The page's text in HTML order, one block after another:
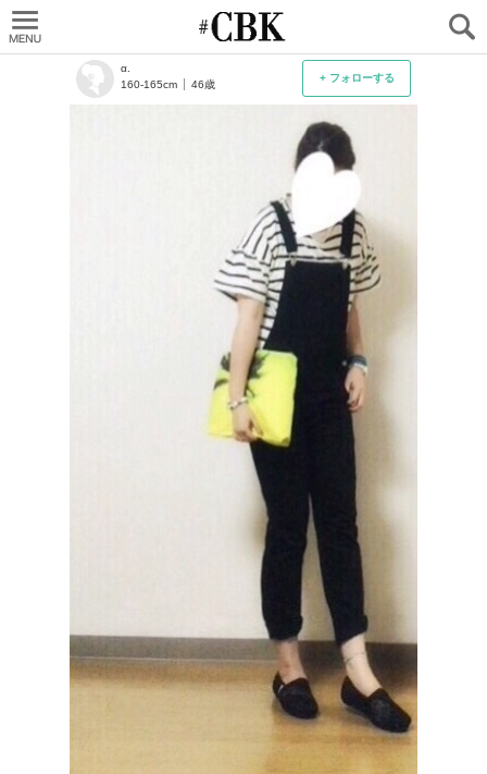
+ フォローする
α.
160-165cm
46歳